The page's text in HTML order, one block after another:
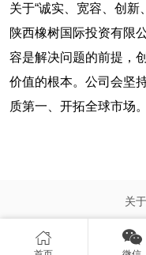
关于“诚实、宽容、创新
陕西橡树国际投资有限
容是解决问题的前提，
价值的根本。公司会坚
质第一、开拓全球市场。
关
 